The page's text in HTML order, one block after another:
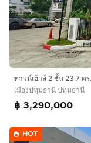
เมืองปทุมธานี ปทุมธานี
฿ 3,290,000
HOT